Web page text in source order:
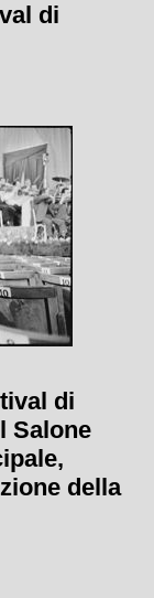
di
di
Salone
della